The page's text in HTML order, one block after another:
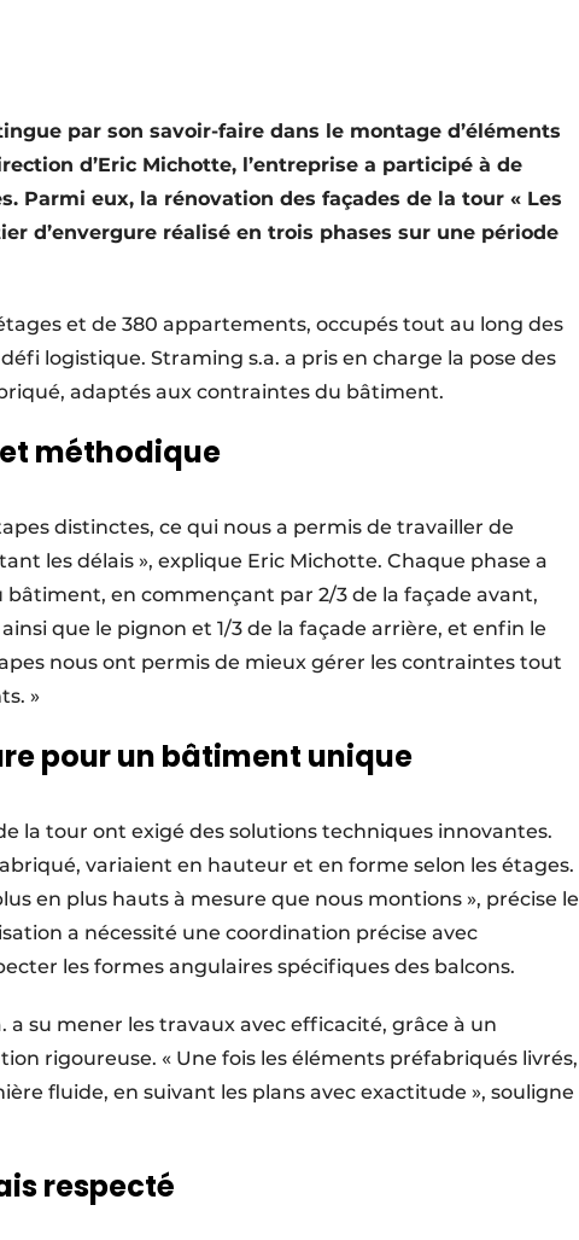
par son savoir-faire dans le montage d’éléments
d’Eric Michotte, l’entreprise a participé à de
Parmi eux, la rénovation des façades de la tour « Les
d’envergure réalisé en trois phases sur une période
et de 380 apparte­ments, occupés tout au long des
logistique. Straming s.a. a pris en charge la pose des
adaptés aux contraintes du bâtiment.
méthodique
distinctes, ce qui nous a permis de travailler de
les délais », explique Eric Michotte. Chaque phase a
en commençant par 2/3 de la façade avant,
que le pignon et 1/3 de la façade arrière, et enfin le
nous ont permis de mieux gérer les contraintes tout
»
pour un bâtiment unique
la tour ont exigé des solutions techniques innovantes.
variaient en hauteur et en forme selon les étages.
en plus hauts à mesure que nous montions », précise le
a nécessité une coordination précise avec
les formes angulaires spécifiques des balcons.
a su mener les travaux avec efficacité, grâce à un
rigoureuse. « Une fois les éléments préfabriqués livrés,
fluide, en suivant les plans avec exactitude », souligne
respecté